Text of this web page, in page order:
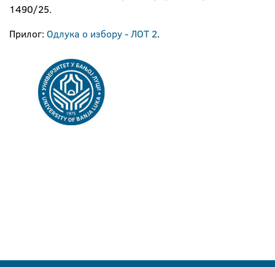
1490/25.
Прилог: Одлука о избору - ЛОТ 2.